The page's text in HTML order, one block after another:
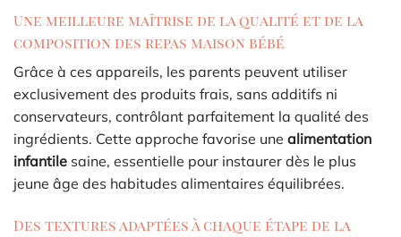
Une meilleure maîtrise de la qualité et de la
composition des repas maison bébé
Grâce à ces appareils, les parents peuvent utiliser
exclusivement des produits frais, sans additifs ni
conservateurs, contrôlant parfaitement la qualité des
ingrédients. Cette approche favorise une alimentation
infantile saine, essentielle pour instaurer dès le plus
jeune âge des habitudes alimentaires équilibrées.
Des textures adaptées à chaque étape de la